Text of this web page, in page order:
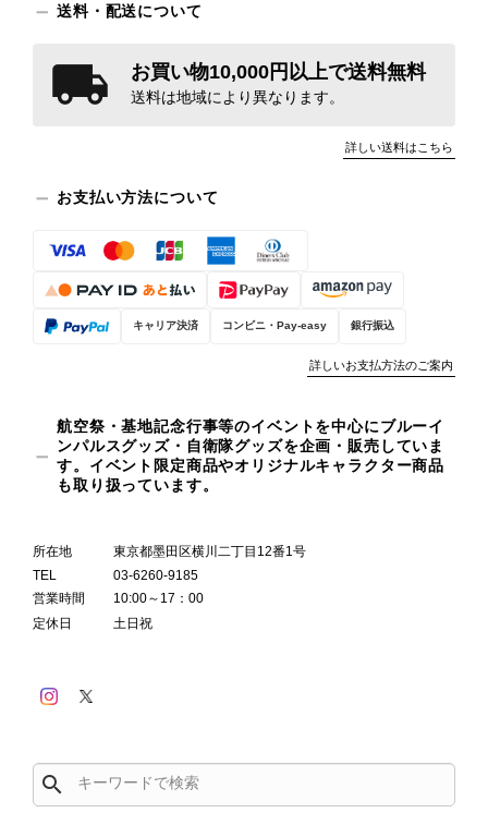
送料・配送について
お買い物10,000円以上で送料無料
送料は地域により異なります。
詳しい送料はこちら
お支払い方法について
キャリア決済 コンビニ・Pay-easy 銀行振込
詳しいお支払方法のご案内
航空祭・基地記念行事等のイベントを中心にブルーイ
ンパルスグッズ・自衛隊グッズを企画・販売していま
す。イベント限定商品やオリジナルキャラクター商品
も取り扱っています。
所在地
東京都墨田区横川二丁目12番1号
TEL
03-6260-9185
営業時間
10:00～17：00
定休日
土日祝
search